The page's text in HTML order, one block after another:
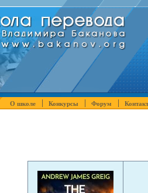
О школе Конкурсы Форум